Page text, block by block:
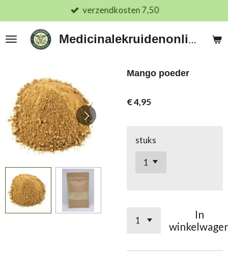
direct
naar
Medicinalekruidenonline.nl
verzendkosten 7,50
Mango poeder
€ 4,95
stuks
In